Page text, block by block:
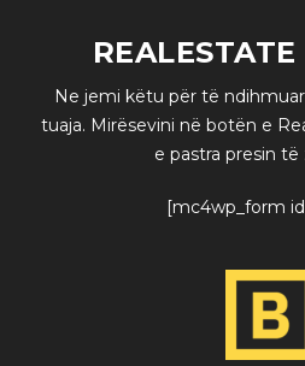
Ne jemi këtu për të
tuaja. Mirësevini në botën e
e pastra presin të